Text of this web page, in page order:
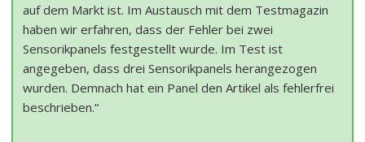
auf dem Markt ist. Im Austausch mit dem Testmagazin
haben wir erfahren, dass der Fehler bei zwei
Sensorikpanels festgestellt wurde. Im Test ist
angegeben, dass drei Sensorikpanels herangezogen
wurden. Demnach hat ein Panel den Artikel als fehlerfrei
beschrieben.“